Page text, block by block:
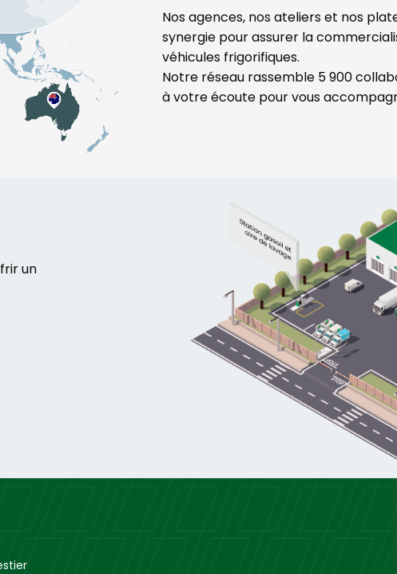
Nos agences, nos ateliers et nos
synergie pour assurer la
véhicules frigorifiques.
Notre réseau rassemble 5 900
à votre écoute pour vous
un